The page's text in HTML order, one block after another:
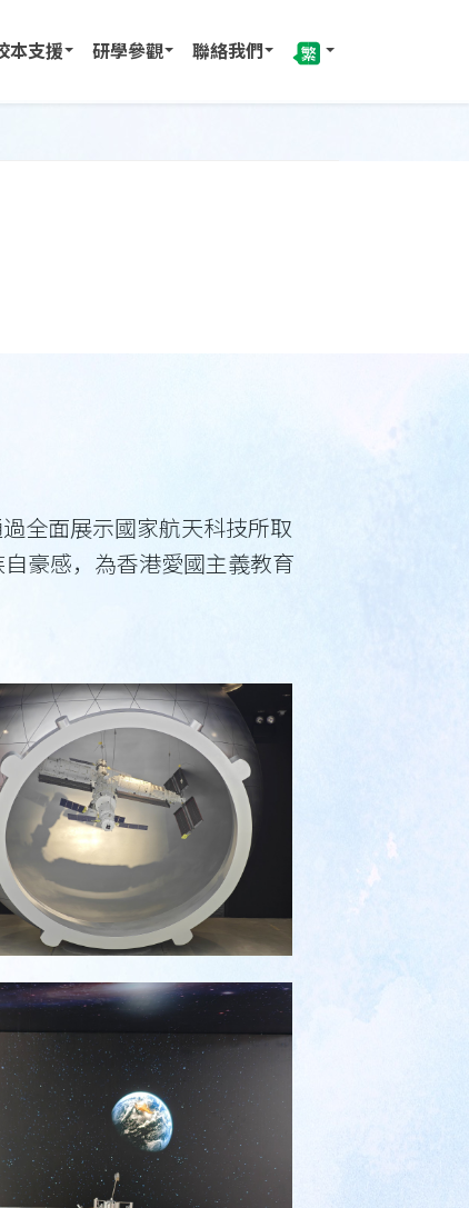
本支援 研學參觀 聯絡我們
全面展示國家航天科技所取
豪感，為香港愛國主義教育